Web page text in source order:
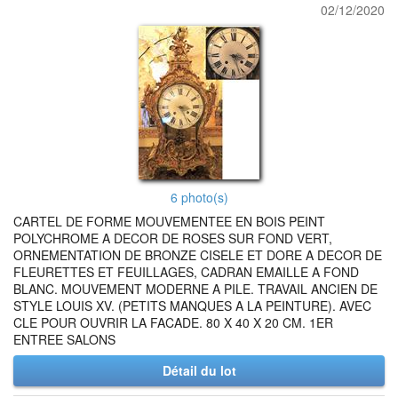
02/12/2020
6 photo(s)
CARTEL DE FORME MOUVEMENTEE EN BOIS PEINT
POLYCHROME A DECOR DE ROSES SUR FOND VERT,
ORNEMENTATION DE BRONZE CISELE ET DORE A DECOR DE
FLEURETTES ET FEUILLAGES, CADRAN EMAILLE A FOND
BLANC. MOUVEMENT MODERNE A PILE. TRAVAIL ANCIEN DE
STYLE LOUIS XV. (PETITS MANQUES A LA PEINTURE). AVEC
CLE POUR OUVRIR LA FACADE. 80 X 40 X 20 CM. 1ER
ENTREE SALONS
Détail du lot